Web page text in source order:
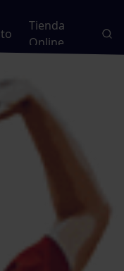
Tienda
Online